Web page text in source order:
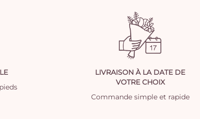
LIVRAISON À LA DATE DE
VOTRE CHOIX
Commande simple et rapide